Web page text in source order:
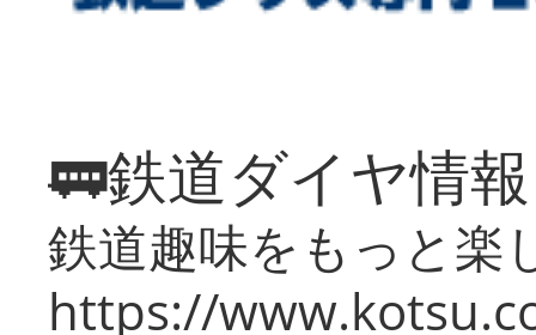
🚃鉄道ダイヤ情
鉄道趣味をもっと楽
https://